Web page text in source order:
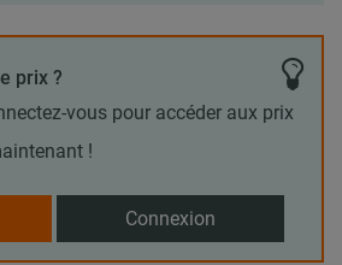
prix ?
vous pour accéder aux prix
!
Connexion